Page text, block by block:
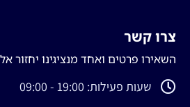
צרו קשר
השאירו פרטים ואחד מנציגינו יחזור
שעות פעילות: 19:00 - 09:00